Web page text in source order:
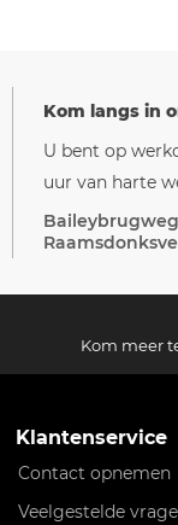
Kom langs in
U bent op
uur van harte
Baileybrugweg
Kom meer
Klantenservice
Contact opnemen
Veelgestelde